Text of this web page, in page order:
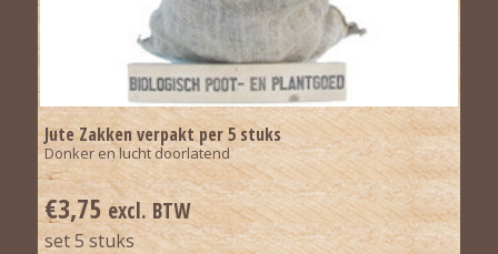
Jute Zakken verpakt per 5 stuks
Donker en lucht doorlatend
€3,75 excl. BTW
set 5 stuks